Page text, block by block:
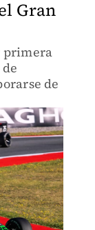
Gran
primera
de